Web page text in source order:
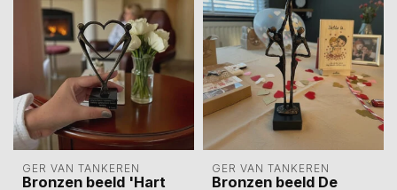
GER VAN TANKEREN
Bronzen beeld 'Hart
GER VAN TANKEREN
Bronzen beeld De